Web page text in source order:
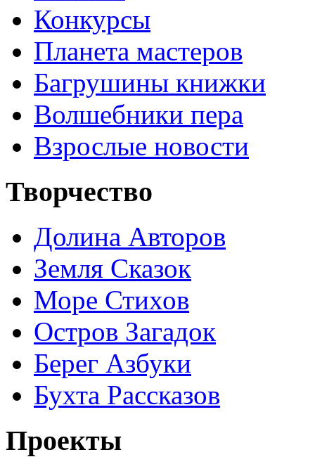
Конкурсы
Планета мастеров
Багрушины книжки
Волшебники пера
Взрослые новости
Творчество
Долина Авторов
Земля Сказок
Море Стихов
Остров Загадок
Берег Азбуки
Бухта Рассказов
Проекты